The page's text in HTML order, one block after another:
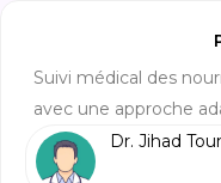
Suivi médical des
avec une approche
Dr. Jihad